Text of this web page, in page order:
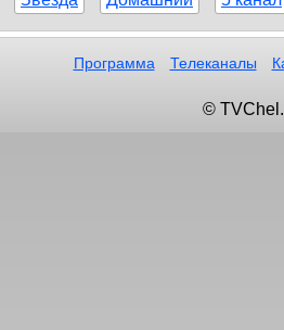
Программа Телеканалы
©